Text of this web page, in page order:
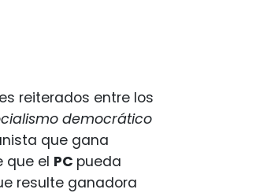
reiterados entre los
democrático
que gana
que el PC pueda
resulte ganadora